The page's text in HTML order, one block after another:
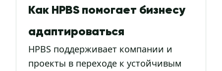
Как HPBS помогает бизнесу
адаптироваться
HPBS поддерживает компании и
проекты в переходе к устойчивым